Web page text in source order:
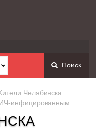
Поиск
Челябинска
инфицированным